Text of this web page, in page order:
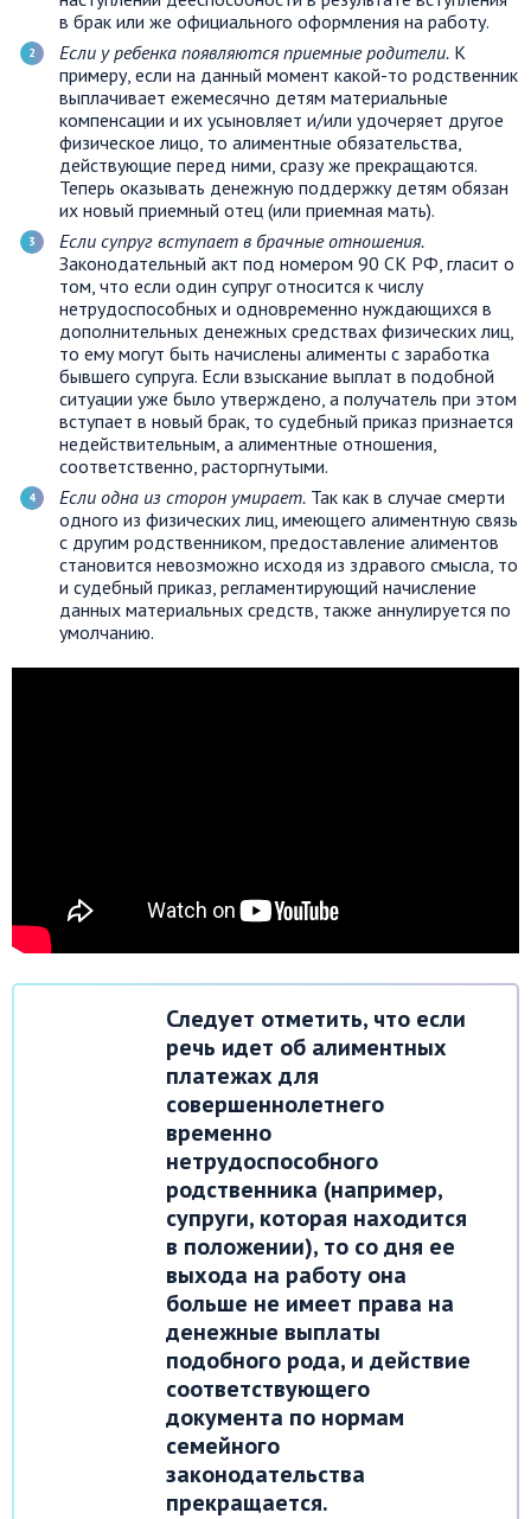
в брак или же официального оформления на работу.
Если у ребенка появляются приемные родители. К
примеру, если на данный момент какой-то родственник
выплачивает ежемесячно детям материальные
компенсации и их усыновляет и/или удочеряет другое
физическое лицо, то алиментные обязательства,
действующие перед ними, сразу же прекращаются.
Теперь оказывать денежную поддержку детям обязан
их новый приемный отец (или приемная мать).
Если супруг вступает в брачные отношения.
Законодательный акт под номером 90 СК РФ, гласит о
том, что если один супруг относится к числу
нетрудоспособных и одновременно нуждающихся в
дополнительных денежных средствах физических лиц,
то ему могут быть начислены алименты с заработка
бывшего супруга. Если взыскание выплат в подобной
ситуации уже было утверждено, а получатель при этом
вступает в новый брак, то судебный приказ признается
недействительным, а алиментные отношения,
соответственно, расторгнутыми.
Если одна из сторон умирает. Так как в случае смерти
одного из физических лиц, имеющего алиментную связь
с другим родственником, предоставление алиментов
становится невозможно исходя из здравого смысла, то
и судебный приказ, регламентирующий начисление
данных материальных средств, также аннулируется по
умолчанию.
Следует отметить, что если
речь идет об алиментных
платежах для
совершеннолетнего
временно
нетрудоспособного
родственника (например,
супруги, которая находится
в положении), то со дня ее
выхода на работу она
больше не имеет права на
денежные выплаты
подобного рода, и действие
соответствующего
документа по нормам
семейного
законодательства
прекращается.